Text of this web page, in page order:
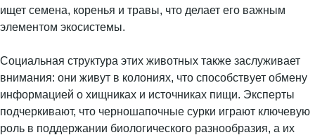
ищет семена, коренья и травы, что делает его важным
элементом экосистемы.
Социальная структура этих животных также заслуживает
внимания: они живут в колониях, что способствует обмену
информацией о хищниках и источниках пищи. Эксперты
подчеркивают, что черношапочные сурки играют ключевую
роль в поддержании биологического разнообразия, а их